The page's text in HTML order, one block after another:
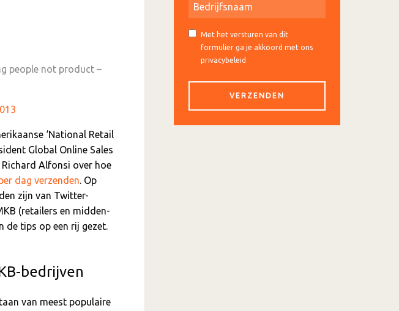
people not product –
‘National Retail
Global Online Sales
Alfonsi over hoe
dag verzenden. Op
zijn van Twitter-
(retailers en midden-
de tips op een rij gezet.
bedrijven
van meest populaire
Met het versturen van dit
formulier ga je akkoord met ons
privacybeleid